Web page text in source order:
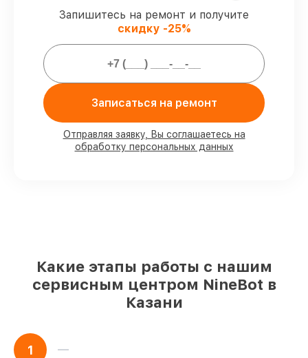
сроки.
Подтвержденная гарантия
работы по обслуживанию проводятся с
официальной гарантией.
Мы гарантируем:
80%работ под контролем клиента
90%комплектующих для
Запишитесь на ремонт и получите
скидку -25%
Записаться на ремонт
Отправляя заявку, Вы соглашаетесь на
обработку персональных данных
Какие этапы работы с нашим
сервисным центром NineBot в
Казани
1